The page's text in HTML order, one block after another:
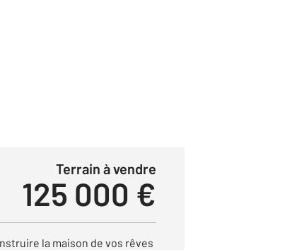
Terrain à vendre
125 000 €
la maison de vos rêves